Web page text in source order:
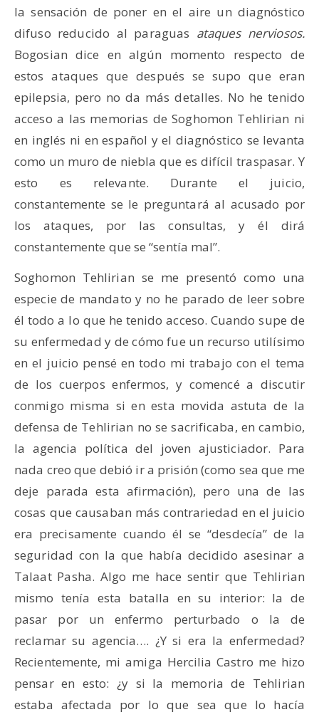
la sensación de poner en el aire un diagnóstico
difuso reducido al paraguas ataques nerviosos.
Bogosian dice en algún momento respecto de
estos ataques que después se supo que eran
epilepsia, pero no da más detalles. No he tenido
acceso a las memorias de Soghomon Tehlirian ni
en inglés ni en español y el diagnóstico se levanta
como un muro de niebla que es difícil traspasar. Y
esto es relevante. Durante el juicio,
constantemente se le preguntará al acusado por
los ataques, por las consultas, y él dirá
constantemente que se “sentía mal”.
Soghomon Tehlirian se me presentó como una
especie de mandato y no he parado de leer sobre
él todo a lo que he tenido acceso. Cuando supe de
su enfermedad y de cómo fue un recurso utilísimo
en el juicio pensé en todo mi trabajo con el tema
de los cuerpos enfermos, y comencé a discutir
conmigo misma si en esta movida astuta de la
defensa de Tehlirian no se sacrificaba, en cambio,
la agencia política del joven ajusticiador. Para
nada creo que debió ir a prisión (como sea que me
deje parada esta afirmación), pero una de las
cosas que causaban más contrariedad en el juicio
era precisamente cuando él se “desdecía” de la
seguridad con la que había decidido asesinar a
Talaat Pasha. Algo me hace sentir que Tehlirian
mismo tenía esta batalla en su interior: la de
pasar por un enfermo perturbado o la de
reclamar su agencia…. ¿Y si era la enfermedad?
Recientemente, mi amiga Hercilia Castro me hizo
pensar en esto: ¿y si la memoria de Tehlirian
estaba afectada por lo que sea que lo hacía